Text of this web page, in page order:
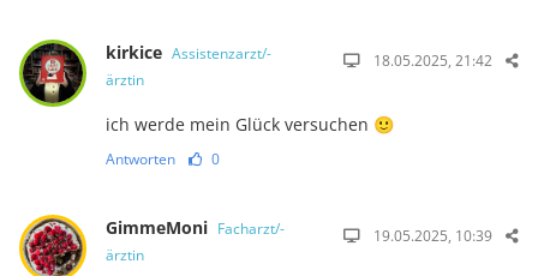
kirkice Assistenzarzt/-
ärztin
18.05.2025, 21:42
ich werde mein Glück versuchen 🙂
Antworten 0
GimmeMoni Facharzt/-
ärztin
19.05.2025, 10:39